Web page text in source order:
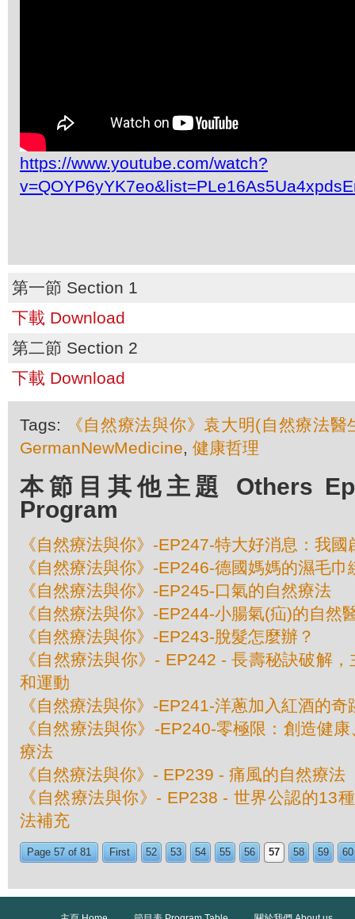
https://www.youtube.com/watch?
第一節 Section 1
下載 Download
第二節 Section 2
下載 Download
Tags:
《自然療法與你》袁大明(自然療法醫
GermanNewMedicine, 健康哲理
本節目其他主題 Others
Program
《自然療法與你》-EP247-特大好消息：我
《自然療法與你》-EP246-德國媽媽的濕毛巾
《自然療法與你》-EP245-口氣的自然療法
《自然療法與你》-EP244-小腸氣(疝)的自然
《自然療法與你》-EP243-脫髮怎麼辦？
《自然療法與你》- EP242 - 長壽秘訣破解
和運動
《自然療法與你》-EP241-洋蔥加入紅酒的奇
《自然療法與你》-EP240-零極限：創造健
療法
《自然療法與你》- EP239 - 痛風的自然療法
《自然療法與你》- EP238 - 世界公認的13
法補充
Page 57 of 81 First 52 53 54 55 56 57 58 59 60